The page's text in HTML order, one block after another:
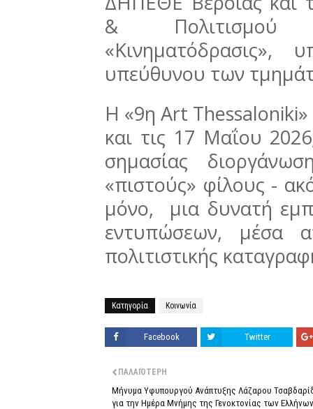
& Πολιτισμού
υπεύθυνου των
Η «9η Art
και τις 17 Μαΐου
σημασίας
«πιστούς» φίλους -
μόνο, μια δυνατή
εντυπώσεων, μέσα
πολιτιστικής
Κατηγορία Κοινωνία
Facebook Twitter
ΠΑΛΑΙΌΤΕΡΗ
Μήνυμα Υφυπουργού Ανάπτυξης Λάζαρου
για την Ημέρα Μνήμης της Γενοκτονίας των Ελλήνων